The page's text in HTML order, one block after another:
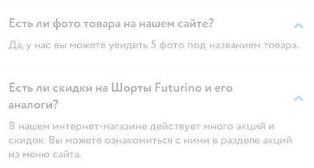
Есть ли фото товара на нашем сайте?
Да, у нас вы можете увидеть 5 фото под названием товара.
Есть ли скидки на Шорты Futurino и его
аналоги?
В нашем интернет-магазине действует много акций и
скидок. Вы можете ознакомиться с ними в разделе акций
из меню сайта.